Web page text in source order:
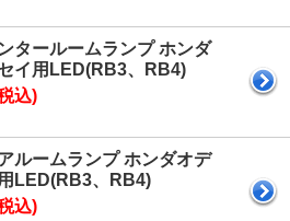
タールームランプ ホンダ
イ用LED(RB3、RB4)
込)
ルームランプ ホンダオデ
LED(RB3、RB4)
込)